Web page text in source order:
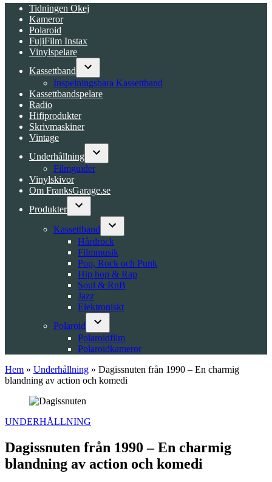
Tidningen Okej
Kameror
Polaroid
FujiFilm Instax
Vinylspelare
Kassettband
Open
dropdown
menu
Inspelningsbara Kassettband
Kassettbandspelare
Radio
Hifiprodukter
Skrivmaskiner
Vintage
Underhållning
Open
Filmguider
Vinylskivor
Om FranksGarage.se
Produkter
Open
dropdown
menu
Kassettband
Open
dropdown
menu
Hårdrock
Filmmusik
Pop, Rock och Punk
Hip hop & Rap
Soul & RnB
Jazz
Elektroniskt
Polaroid
Open
dropdown
menu
Polaroidfilm
Polaroidkameror
Hem » Underhållning » Dagissnuten från 1990 – En charmig
blandning av action och komedi
POSTED
UNDERHÅLLNING
Dagissnuten från 1990 – En charmig
blandning av action och komedi